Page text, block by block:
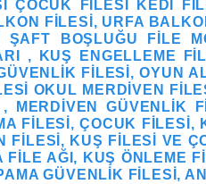
ÇOCUK FILESI KEDI
FILESI, URFA
BOŞLUĞU FILE
, KUŞ ENGELLEME
FILESI, OYUN
OKUL MERDIVEN
GÜVENLIK
FILESI, ÇOCUK
FILESI, KUŞ FILESI VE
FILE AĞI, KUŞ ÖNLEME
GÜVENLIK FILESI,